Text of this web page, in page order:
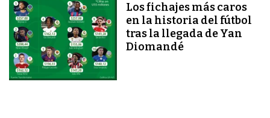
Los fichajes más caros
en la historia del fútbol
tras la llegada de Yan
Diomandé